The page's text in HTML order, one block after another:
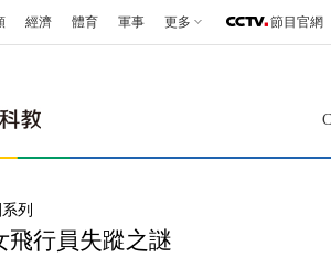
經濟 體育 軍事 更多 節目官網
列
行員失蹤之謎